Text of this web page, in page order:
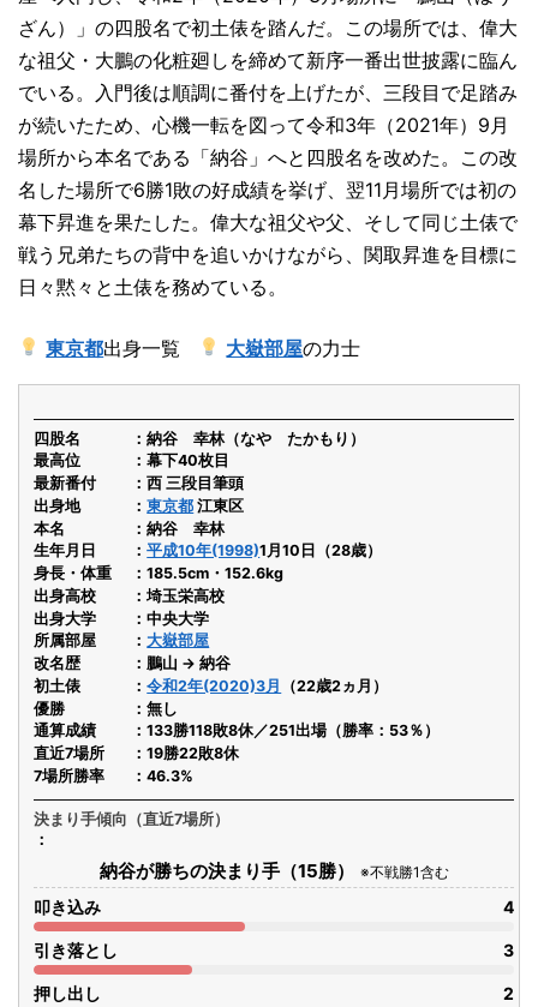
ざん）」の四股名で初土俵を踏んだ。この場所では、偉大
な祖父・大鵬の化粧廻しを締めて新序一番出世披露に臨ん
でいる。入門後は順調に番付を上げたが、三段目で足踏み
が続いたため、心機一転を図って令和3年（2021年）9月
場所から本名である「納谷」へと四股名を改めた。この改
名した場所で6勝1敗の好成績を挙げ、翌11月場所では初の
幕下昇進を果たした。偉大な祖父や父、そして同じ土俵で
戦う兄弟たちの背中を追いかけながら、関取昇進を目標に
日々黙々と土俵を務めている。
東京都出身一覧 大嶽部屋の力士
四股名
納谷 幸林（なや たかもり）
最高位
幕下40枚目
最新番付
西 三段目筆頭
出身地
東京都 江東区
本名
納谷 幸林
生年月日
平成10年(1998)1月10日（28歳）
身長・体重
185.5cm・152.6kg
出身高校
埼玉栄高校
出身大学
中央大学
所属部屋
大嶽部屋
改名歴
鵬山 → 納谷
初土俵
令和2年(2020)3月
（22歳2ヵ月）
優勝
無し
通算成績
133勝118敗8休／251出場（勝率：53％）
直近7場所
19勝22敗8休
7場所勝率
46.3%
決まり手傾向（直近7場所）
納谷が勝ちの決まり手（15勝） ※不戦勝1含む
叩き込み 4
引き落とし 3
押し出し 2